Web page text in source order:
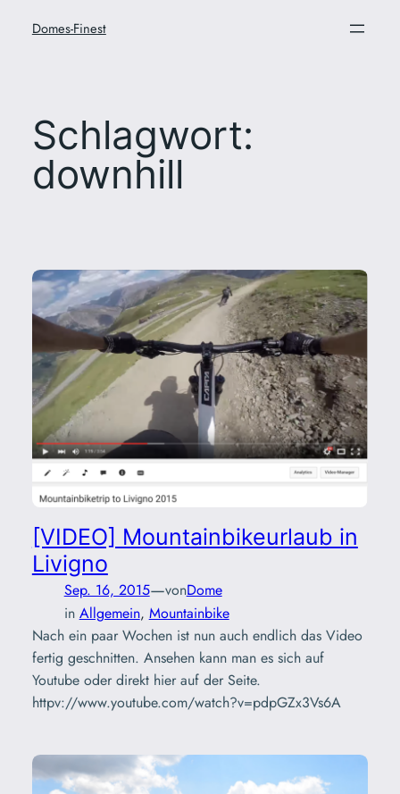
InhaltDomes-Finest
Schlagwort:
downhill
[VIDEO] Mountainbikeurlaub in
Livigno
Sep. 16, 2015—vonDome
in Allgemein, Mountainbike
Nach ein paar Wochen ist nun auch endlich das Video
fertig geschnitten. Ansehen kann man es sich auf
Youtube oder direkt hier auf der Seite.
httpv://www.youtube.com/watch?v=pdpGZx3Vs6A